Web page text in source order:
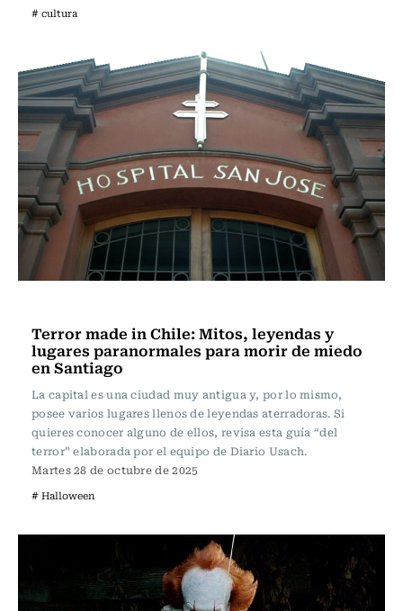
# cultura
Terror made in Chile: Mitos, leyendas y
lugares paranormales para morir de miedo
en Santiago
La capital es una ciudad muy antigua y, por lo mismo,
posee varios lugares llenos de leyendas aterradoras. Si
quieres conocer alguno de ellos, revisa esta guía “del
terror” elaborada por el equipo de Diario Usach.
Martes 28 de octubre de 2025
# Halloween